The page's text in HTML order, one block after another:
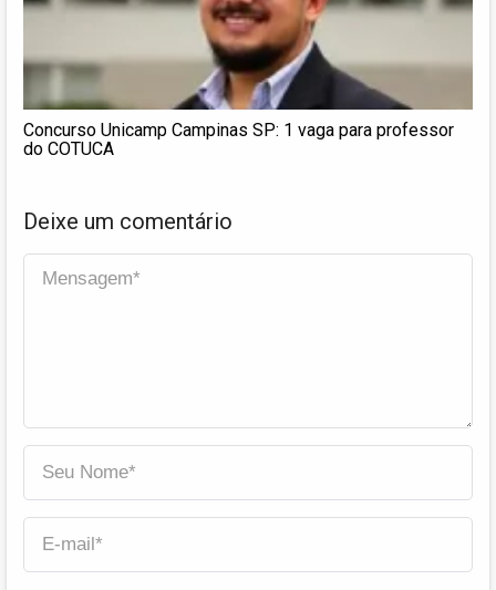
Concurso Unicamp Campinas SP: 1 vaga para professor
do COTUCA
Deixe um comentário